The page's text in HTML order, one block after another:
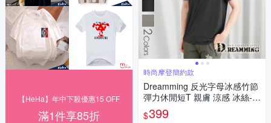
【HeHa】年中下殺優惠15 OFF
滿1件享85折
時尚摩登簡約款
Dreamming 反光字母冰感竹節
彈力休閒短T 親膚 涼感 冰絲-共
二色
$399